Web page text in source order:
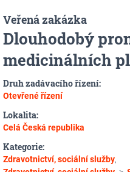
Veřená zakázka
Dlouhodobý
medicinálních
Druh zadávacího řízení:
Otevřené řízení
Lokalita:
Celá Česká republika
Kategorie:
Zdravotnictví, sociální služby,